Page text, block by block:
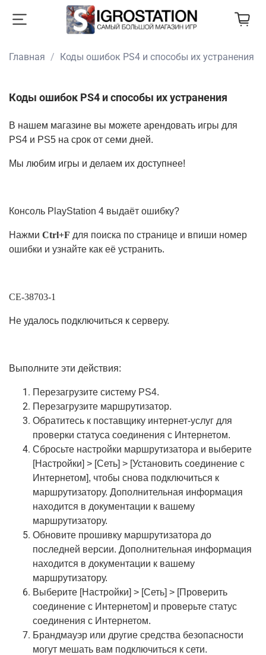
Главная Коды ошибок PS4 и способы их устранения
Коды ошибок PS4 и способы их устранения
В нашем магазине вы можете арендовать игры для
PS4 и PS5 на срок от семи дней.
Мы любим игры и делаем их доступнее!
Консоль PlayStation 4 выдаёт ошибку?
Нажми Ctrl+F для поиска по странице и впиши номер
ошибки и узнайте как её устранить.
CE-38703-1
Не удалось подключиться к серверу.
Выполните эти действия:
Перезагрузите систему PS4.
Перезагрузите маршрутизатор.
Обратитесь к поставщику интернет-услуг для
проверки статуса соединения с Интернетом.
Сбросьте настройки маршрутизатора и выберите
[Настройки] > [Сеть] > [Установить соединение с
Интернетом], чтобы снова подключиться к
маршрутизатору. Дополнительная информация
находится в документации к вашему
маршрутизатору.
Обновите прошивку маршрутизатора до
последней версии. Дополнительная информация
находится в документации к вашему
маршрутизатору.
Выберите [Настройки] > [Сеть] > [Проверить
соединение с Интернетом] и проверьте статус
соединения с Интернетом.
Брандмауэр или другие средства безопасности
могут мешать вам подключиться к сети.